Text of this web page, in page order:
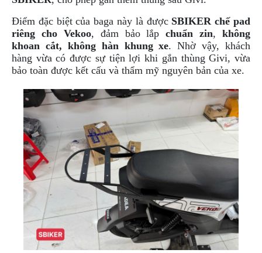
155
ÁO
MƯA
GIVI
GĂNG
TAY
MOTO
DƯỠNG
SÊN
BALO
TÚI
ĐEO
GIVI
GIÀY
MOTO
Điểm đặc biệt của baga này là được SBIKER chế pad
riêng cho Vekoo, đảm bảo lắpchuẩn zin, không
khoan cắt, không hàn khung xe. Nhờ vậy, khách
hàng vừa có được sự tiện lợi khi gắn thùng Givi, vừa
bảo toàn được kết cấu và thẩm mỹ nguyên bản của xe.